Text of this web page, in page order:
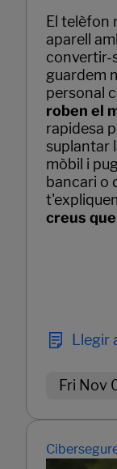
El telèfon
aparell
convertir-
guardem
personal
roben el
rapidesa
suplantar
mòbil i
bancari o
creus
Fri Nov